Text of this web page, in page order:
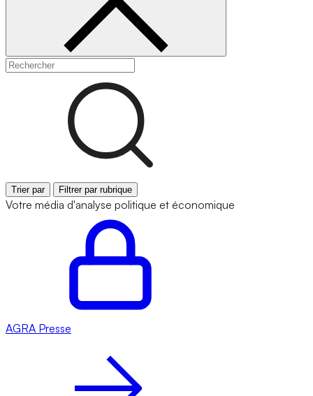
Trier par Filtrer par rubrique
Votre média d'analyse politique et économique
AGRA Presse